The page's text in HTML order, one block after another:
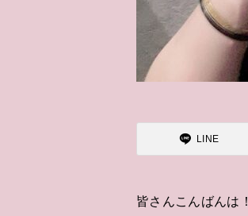
LINE
皆さんこんばんは！